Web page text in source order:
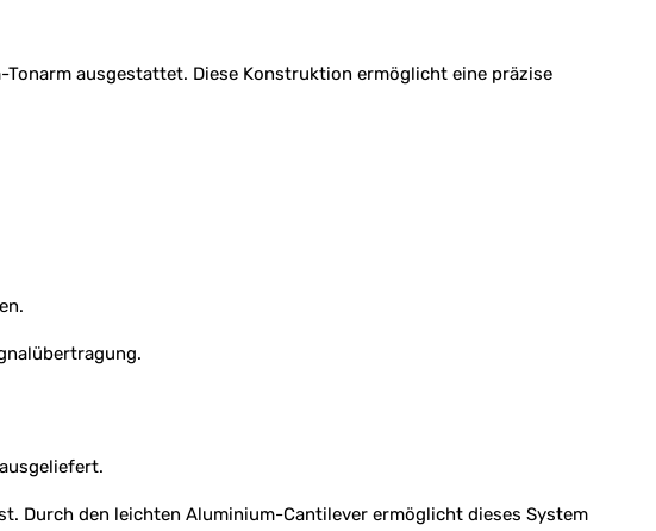
ausgestattet. Diese Konstruktion ermöglicht eine präzise
Durch den leichten Aluminium-Cantilever ermöglicht dieses System